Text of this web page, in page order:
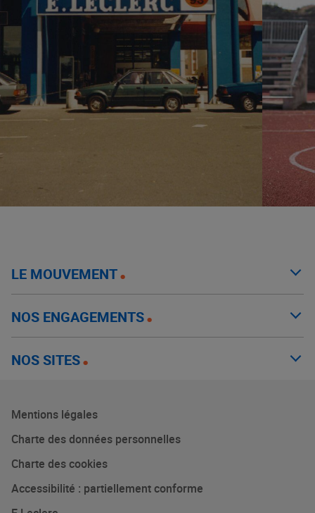
LE MOUVEMENT
NOS ENGAGEMENTS
NOS SITES
Mentions légales
Charte des données personnelles
Charte des cookies
Accessibilité : partiellement conforme